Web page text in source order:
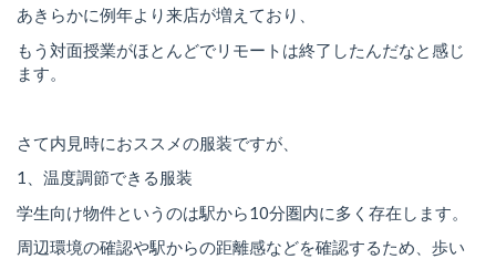
あきらかに例年より来店が増えており、
もう対面授業がほとんどでリモートは終了したんだなと感じ
ます。
さて内見時におススメの服装ですが、
1、温度調節できる服装
学生向け物件というのは駅から10分圏内に多く存在します。
周辺環境の確認や駅からの距離感などを確認するため、歩い